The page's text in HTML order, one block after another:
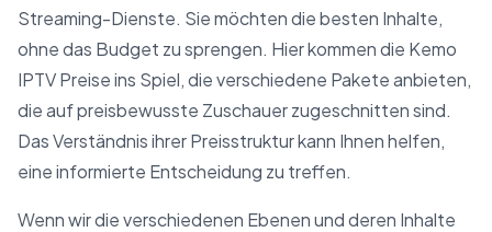
Streaming-Dienste. Sie möchten die besten Inhalte,
ohne das Budget zu sprengen. Hier kommen die Kemo
IPTV Preise ins Spiel, die verschiedene Pakete anbieten,
die auf preisbewusste Zuschauer zugeschnitten sind.
Das Verständnis ihrer Preisstruktur kann Ihnen helfen,
eine informierte Entscheidung zu treffen.
Wenn wir die verschiedenen Ebenen und deren Inhalte